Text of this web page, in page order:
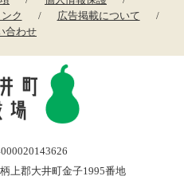
ク
広告掲載について
合わせ
上郡大井町金子1995番地